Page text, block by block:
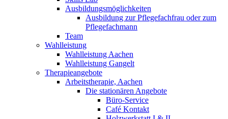
Ausbildungsmöglichkeiten
Ausbildung zur Pflegefachfrau oder zum
Pflegefachmann
Team
Wahlleistung
Wahlleistung Aachen
Wahlleistung Gangelt
Therapieangebote
Arbeitstherapie, Aachen
Die stationären Angebote
Büro-Service
Café Kontakt